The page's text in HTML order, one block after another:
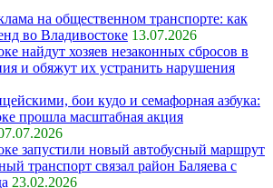
на общественном транспорте: как
во Владивостоке 13.07.2026
найдут хозяев незаконных сбросов в
и обяжут их устранить нарушения
бои кудо и семафорная азбука:
прошла масштабная акция
запустили новый автобусный маршрут
транспорт связал район Баляева с
23.02.2026